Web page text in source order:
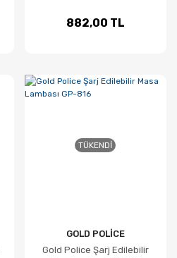
882,00 TL
TÜKENDI
GOLD POLİCE
Gold Police Şarj Edilebilir